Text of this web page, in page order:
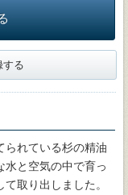
する
られている杉の精油
水と空気の中で育っ
取り出しました。